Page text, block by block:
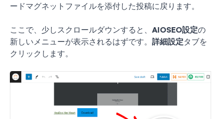
ードマグネットファイルを添付した投稿に戻ります。
ここで、少しスクロールダウンすると、 AIOSEO設定の
新しいメニューが表示されるはずです。 詳細設定タブを
クリックします。